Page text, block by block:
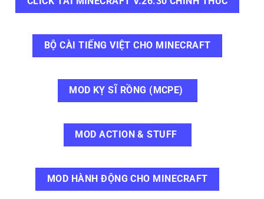
BỘ CÀI TIẾNG VIỆT CHO MINECRAFT
MOD KỴ SĨ RỒNG (MCPE)
MOD ACTION & STUFF
MOD HÀNH ĐỘNG CHO MINECRAFT